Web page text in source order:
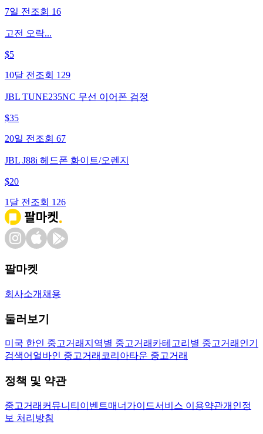
7일 전 조회 16
고전 오락...
$5
10달 전 조회 129
JBL TUNE235NC 무선 이어폰 검정
$35
20일 전 조회 67
JBL J88i 헤드폰 화이트/오렌지
$20
1달 전 조회 126
팔마켓
회사소개 채용
둘러보기
미국 한인 중고거래 지역별 중고거래 카테고리별 중고거래 인기
검색어 얼바인 중고거래 코리아타운 중고거래
정책 및 약관
중고거래 커뮤니티 이벤트매너가이드서비스 이용약관개인정
보 처리방침